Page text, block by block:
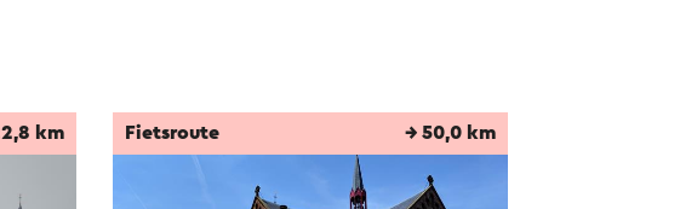
km Fietsroute → 50,0 km